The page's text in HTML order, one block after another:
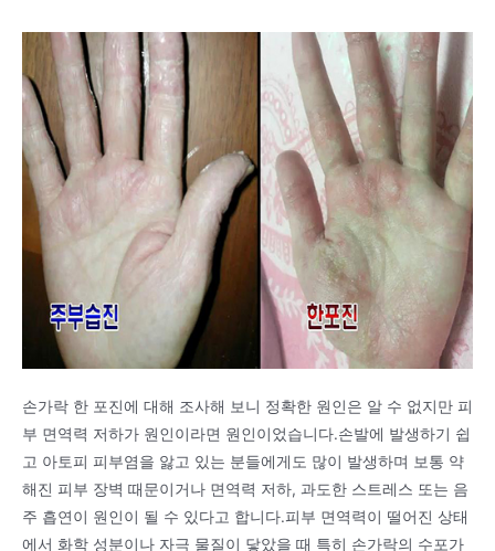
손가락 한 포진에 대해 조사해 보니 정확한 원인은 알 수 없지만 피
부 면역력 저하가 원인이라면 원인이었습니다.손발에 발생하기 쉽
고 아토피 피부염을 앓고 있는 분들에게도 많이 발생하며 보통 약
해진 피부 장벽 때문이거나 면역력 저하, 과도한 스트레스 또는 음
주 흡연이 원인이 될 수 있다고 합니다.피부 면역력이 떨어진 상태
에서 화학 성분이나 자극 물질이 닿았을 때 특히 손가락의 수포가